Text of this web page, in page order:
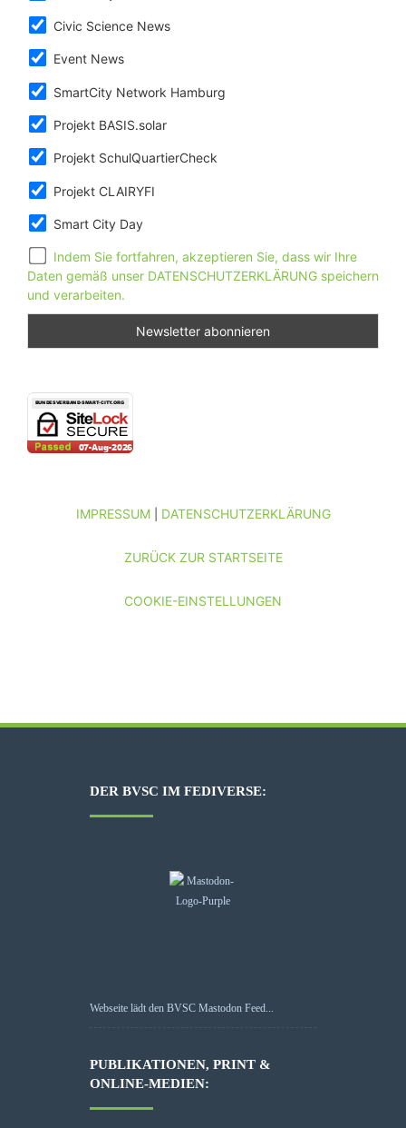
Civic Science News
Event News
SmartCity Network Hamburg
Projekt BASIS.solar
Projekt SchulQuartierCheck
Projekt CLAIRYFI
Smart City Day
Indem Sie fortfahren, akzeptieren Sie, dass wir Ihre
Daten gemäß unser DATENSCHUTZERKLÄRUNG speichern
und verarbeiten.
IMPRESSUM| DATENSCHUTZERKLÄRUNG
ZURÜCK ZUR STARTSEITE
COOKIE-EINSTELLUNGEN
DER BVSC IM FEDIVERSE:
Webseite lädt den BVSC Mastodon Feed...
PUBLIKATIONEN, PRINT &
ONLINE-MEDIEN: